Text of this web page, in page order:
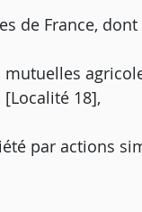
de France,
[Localité 18],
par actions